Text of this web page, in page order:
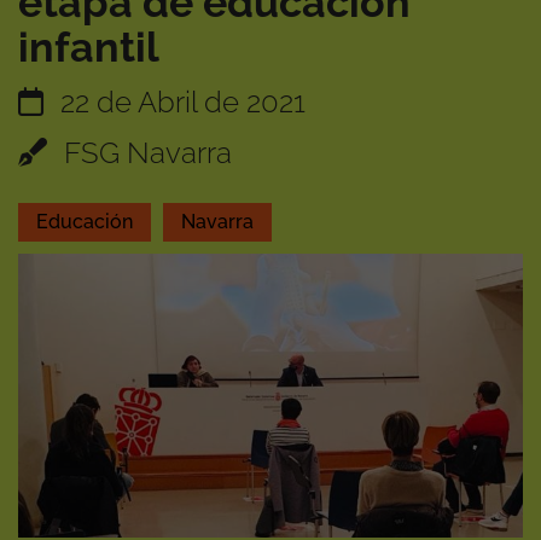
infantil
22 de Abril de 2021
FSG Navarra
Educación Navarra